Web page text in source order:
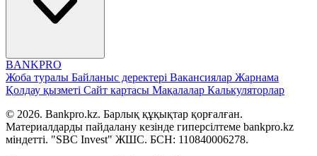
BANKPRO
Жоба туралы Байланыс деректері Вакансиялар Жарнама
Қолдау қызметі Сайт картасы Мақалалар Калькуляторлар
© 2026. Bankpro.kz. Барлық құқықтар қорғалған.
Материалдарды пайдалану кезінде гиперсілтеме bankpro.kz
міндетті. "SBC Invest" ЖШС. БСН: 110840006278.